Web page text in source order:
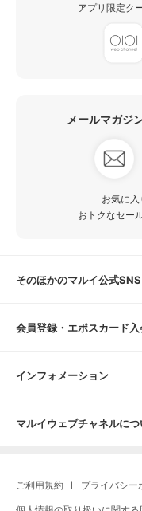
アプリ限定ク
メールマガジ
お気に
おトクなセー
そのほかのマルイ公式SNS
会員登録・エポスカード入
インフォメーション
マルイウェブチャネルにつ
ご利用規約 プライバシー